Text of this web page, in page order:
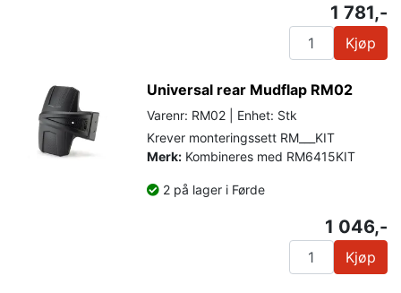
1 781,-
Kjøp
Universal rear Mudflap RM02
Varenr: RM02 | Enhet: Stk
Krever monteringssett RM___KIT
Merk: Kombineres med RM6415KIT
2 på lager i Førde
1 046,-
Kjøp